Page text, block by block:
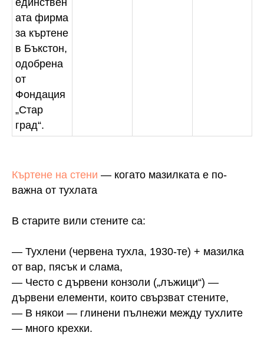
ата фирма
за къртене
в Бъкстон,
одобрена
от
Фондация
„Стар
град“.
Къртене на стени — когато мазилката е по-
важна от тухлата
В старите вили стените са:
— Тухлени (червена тухла, 1930-те) + мазилка
от вар, пясък и слама,
— Често с дървени конзоли („лъжици“) —
дървени елементи, които свързват стените,
— В някои — глинени пълнежи между тухлите
— много крехки.